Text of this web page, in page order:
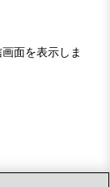
画面を表示しま